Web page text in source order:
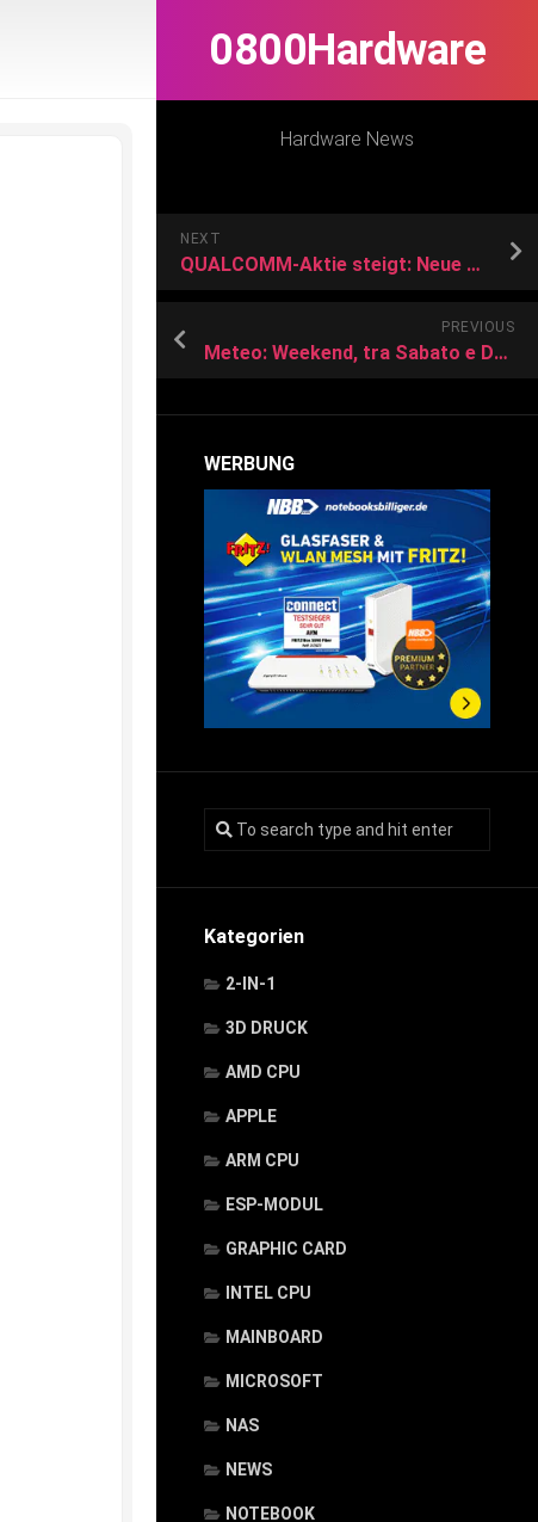
0800Hardware
Hardware News
NEXT
QUALCOMM-Aktie steigt: Neue Schritte im Rennen gegen Intel und Apple
PREVIOUS
Meteo: Weekend, tra Sabato e Domenica nuovo intenso Peggioramento del tempo. I dettagli
WERBUNG
Kategorien
2-IN-1
3D DRUCK
AMD CPU
APPLE
ARM CPU
ESP-MODUL
GRAPHIC CARD
INTEL CPU
MAINBOARD
MICROSOFT
NAS
NEWS
NOTEBOOK